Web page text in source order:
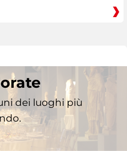
dei luoghi più